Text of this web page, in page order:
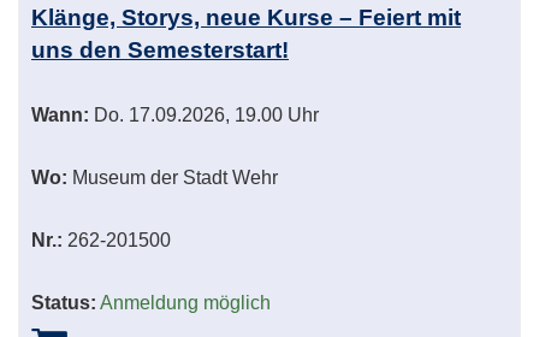
Klänge, Storys, neue Kurse – Feiert mit
uns den Semesterstart!
Wann: Do. 17.09.2026, 19.00 Uhr
Wo: Museum der Stadt Wehr
Nr.: 262-201500
Status: Anmeldung möglich